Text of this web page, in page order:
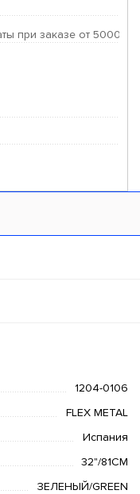
при заказе от 50000
1204-0106
FLEX METAL
Испания
32"/81СМ
ЗЕЛЕНЫЙ/GREEN